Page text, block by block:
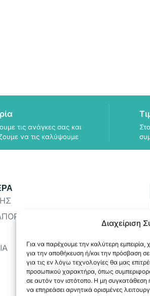
Διαχείριση
Για να παρέχουμε την καλύτερη
για την αποθήκευση ή/και την πρόσβαση
για τις εν λόγω τεχνολογίες θα μας
προσωπικού χαρακτήρα, όπως
σε αυτόν τον ιστότοπο. Η μη
να επηρεάσει αρνητικά ορισμένες
τις ανάγκες σας και
να τις καλύψουμε